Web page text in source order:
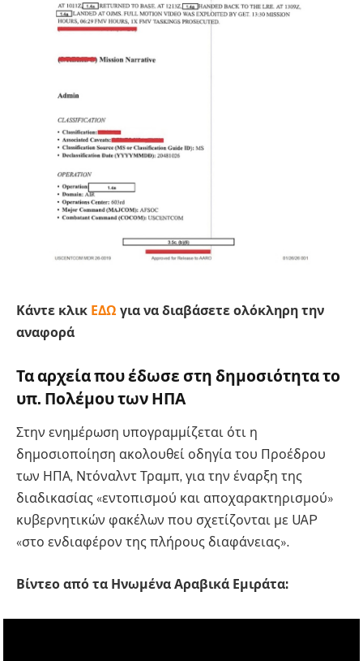
Κάντε κλικ ΕΔΩ για να διαβάσετε ολόκληρη την
αναφορά
Τα αρχεία που έδωσε στη δημοσιότητα το
υπ. Πολέμου των ΗΠΑ
Στην ενημέρωση υπογραμμίζεται ότι η
δημοσιοποίηση ακολουθεί οδηγία του Προέδρου
των ΗΠΑ, Ντόναλντ Τραμπ, για την έναρξη της
διαδικασίας «εντοπισμού και αποχαρακτηρισμού»
κυβερνητικών φακέλων που σχετίζονται με UAP
«στο ενδιαφέρον της πλήρους διαφάνειας».
Βίντεο από τα Ηνωμένα Αραβικά Εμιράτα: